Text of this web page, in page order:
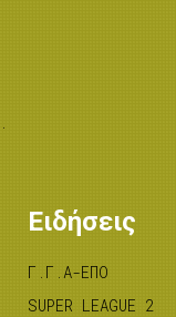
Ειδήσεις
Γ.Γ.Α-ΕΠΟ
SUPER LEAGUE 2